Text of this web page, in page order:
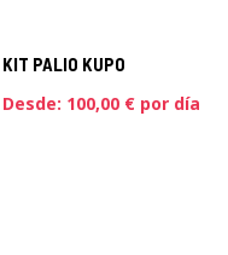
KIT PALIO KUPO
Desde: 100,00 €por día